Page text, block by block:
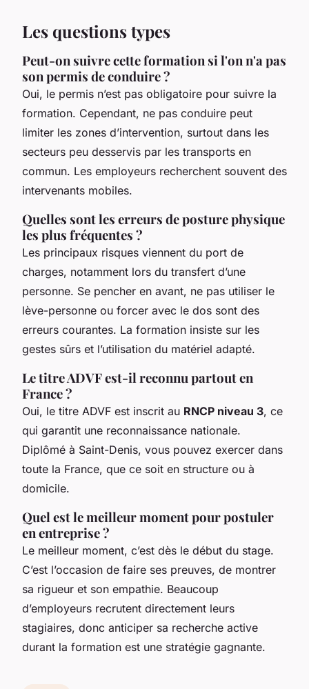
Les questions types
Peut-on suivre cette formation si l'on n'a pas
son permis de conduire ?
Oui, le permis n’est pas obligatoire pour suivre la
formation. Cependant, ne pas conduire peut
limiter les zones d’intervention, surtout dans les
secteurs peu desservis par les transports en
commun. Les employeurs recherchent souvent des
intervenants mobiles.
Quelles sont les erreurs de posture physique
les plus fréquentes ?
Les principaux risques viennent du port de
charges, notamment lors du transfert d’une
personne. Se pencher en avant, ne pas utiliser le
lève-personne ou forcer avec le dos sont des
erreurs courantes. La formation insiste sur les
gestes sûrs et l’utilisation du matériel adapté.
Le titre ADVF est-il reconnu partout en
France ?
Oui, le titre ADVF est inscrit au RNCP niveau 3, ce
qui garantit une reconnaissance nationale.
Diplômé à Saint-Denis, vous pouvez exercer dans
toute la France, que ce soit en structure ou à
domicile.
Quel est le meilleur moment pour postuler
en entreprise ?
Le meilleur moment, c’est dès le début du stage.
C’est l’occasion de faire ses preuves, de montrer
sa rigueur et son empathie. Beaucoup
d’employeurs recrutent directement leurs
stagiaires, donc anticiper sa recherche active
durant la formation est une stratégie gagnante.